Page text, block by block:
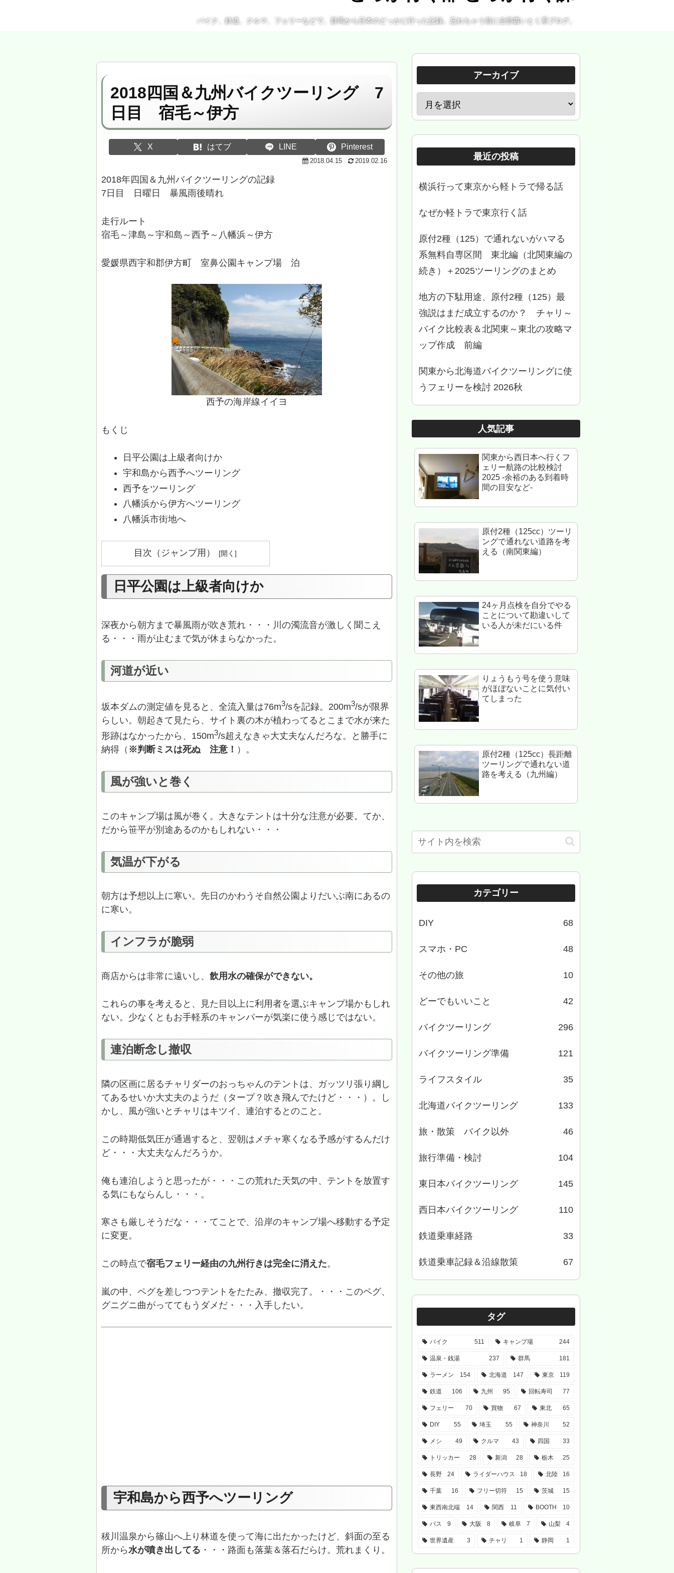
バイク、鉄道、クルマ、フェリーなどで、群馬から日本のどっかに行った記録。忘れちゃう前に全部書いとく系ブログ。
2018四国＆九州バイクツーリング 7
日目 宿毛～伊方
X はてブ LINE Pinterest
2018.04.15 2019.02.16
2018年四国＆九州バイクツーリングの記録
7日目 日曜日 暴風雨後晴れ
走行ルート
宿毛～ 津島 ～宇和島～西予～八幡浜～伊方
愛媛県西宇和郡伊方町 室鼻公園キャンプ場 泊
西予の海岸線イイヨ
もくじ
日平公園は上級者向けか
宇和島から西予へツーリング
西予をツーリング
八幡浜から伊方へツーリング
八幡浜市街地へ
目次（ジャンプ用）
日平公園は上級者向けか
深夜から朝方まで暴風雨が吹き荒れ・・・川の濁流音が激しく聞こえ
る・・・雨が止むまで気が休まらなかった。
河道が近い
坂本ダムの測定値を見ると、全流入量は76m3/sを記録。200m3/sが限界
らしい。朝起きて見たら、サイト裏の木が植わってるとこまで水が来た
形跡はなかったから、150m3/s超えなきゃ大丈夫なんだろな。と勝手に
納得（ ※判断ミスは死ぬ 注意！ ）。
風が強いと巻く
このキャンプ場は風が巻く。大きなテントは十分な注意が必要。てか、
だから笹平が別途あるのかもしれない・・・
気温が下がる
朝方は予想以上に寒い。先日のかわうそ自然公園よりだいぶ南にあるの
に寒い。
インフラが脆弱
商店からは非常に遠いし、 飲用水の確保ができない。
これらの事を考えると、見た目以上に利用者を選ぶキャンプ場かもしれ
ない。少なくともお手軽系のキャンパーが気楽に使う感じではない。
連泊断念し撤収
隣の区画に居るチャリダーのおっちゃんのテントは、ガッツリ張り綱し
てあるせいか大丈夫のようだ（タープ？吹き飛んでたけど・・・）。し
かし、風が強いとチャリはキツイ、連泊するとのこと。
この時期低気圧が通過すると、翌朝はメチャ寒くなる予感がするんだけ
ど・・・大丈夫なんだろうか。
俺も連泊しようと思ったが・・・この荒れた天気の中、テントを放置す
る気にもならんし・・・。
寒さも厳しそうだな・・・てことで、沿岸のキャンプ場へ移動する予定
に変更。
この時点で宿毛フェリー経由の九州行きは完全に消えた。
嵐の中、ペグを差しつつテントをたたみ、撤収完了。・・・このペグ、
グニグニ曲がっててもうダメだ・・・入手したい。
宇和島から西予へツーリング
秡川温泉から篠山へ上り林道を使って海に出たかったけど、斜面の至る
所から 水が噴き出してる ・・・路面も落葉＆落石だらけ。荒れまくり。
アーカイブ
最近の投稿
横浜行って東京から軽トラで帰る話
なぜか軽トラで東京行く話
原付2種（125）で通れないがハマる
系無料自専区間 東北編（北関東編の
続き）＋2025ツーリングのまとめ
地方の下駄用途、原付2種（125）最
強説はまだ成立するのか？ チャリ～
バイク比較表＆北関東～東北の攻略マ
ップ作成 前編
関東から北海道バイクツーリングに使
うフェリーを検討 2026秋
人気記事
関東から西日本へ行くフ
ェリー航路の比較検討
2025 -余裕のある到着時
間の目安など-
原付2種（125cc）ツーリ
ングで通れない道路を考
える（南関東編）
24ヶ月点検を自分でやる
ことについて勘違いして
いる人が未だにいる件
りょうもう号を使う意味
がほぼないことに気付い
てしまった
原付2種（125cc）長距離
ツーリングで通れない道
路を考える（九州編）
カテゴリー
DIY 68
スマホ・PC 48
その他の旅 10
どーでもいいこと 42
バイクツーリング 296
バイクツーリング準備 121
ライフスタイル 35
北海道バイクツーリング 133
旅・散策 バイク以外 46
旅行準備・検討 104
東日本バイクツーリング 145
西日本バイクツーリング 110
鉄道乗車経路 33
鉄道乗車記録＆沿線散策 67
タグ
バイク 511 キャンプ場 244
温泉・銭湯 237 群馬 181
ラーメン 154 北海道 147 東京 119
鉄道 106 九州 95 回転寿司 77
フェリー 70 買物 67 東北 65
DIY 55 埼玉 55 神奈川 52
メシ 49 クルマ 43 四国 33
トリッカー 28 新潟 28 栃木 25
長野 24 ライダーハウス 18 北陸 16
千葉 16 フリー切符 15 茨城 15
東西南北端 14 関西 11 BOOTH 10
バス 9 大阪 8 岐阜 7 山梨 4
世界遺産 3 チャリ 1 静岡 1